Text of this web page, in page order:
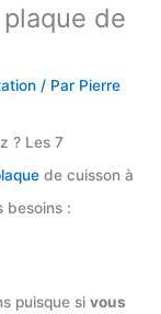
de
/ Par Pierre
? Les 7
de cuisson à
besoins :
puisque si vous